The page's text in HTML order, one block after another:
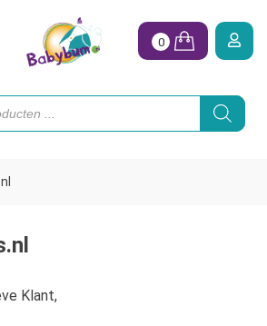
0
Klant,